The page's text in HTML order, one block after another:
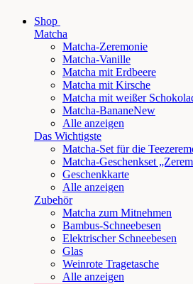
Shop
Matcha
Matcha-Zeremonie
Matcha-Vanille
Matcha mit Erdbeere
Matcha mit Kirsche
Matcha mit weißer
Matcha-BananeNew
Alle anzeigen
Das Wichtigste
Matcha-Set für die
Matcha-Geschenkset
Geschenkkarte
Alle anzeigen
Zubehör
Matcha zum Mitnehmen
Bambus-Schneebesen
Elektrischer Schneebesen
Glas
Weinrote Tragetasche
Alle anzeigen